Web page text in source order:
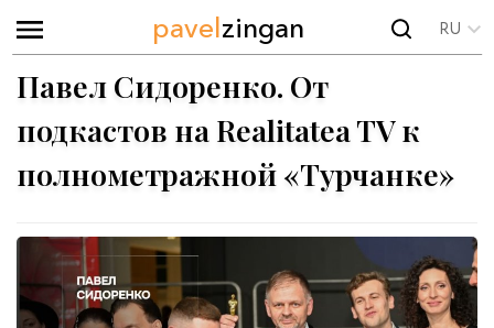
pavelzingan RU
Павел Сидоренко. От
подкастов на Realitatea TV к
полнометражной «Турчанке»